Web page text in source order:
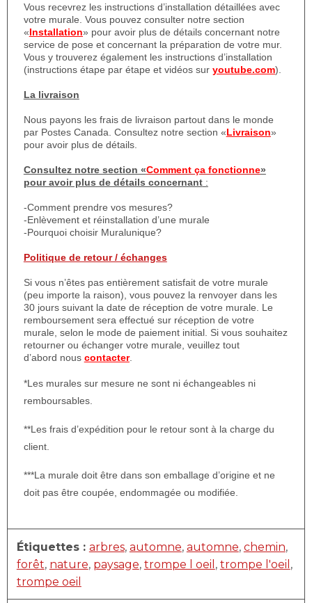
Vous recevrez les instructions d’installation détaillées avec
votre murale. Vous pouvez consulter notre section
«Installation» pour avoir plus de détails concernant notre
service de pose et concernant la préparation de votre mur.
Vous y trouverez également les instructions d’installation
(instructions étape par étape et vidéos sur youtube.com).
La livraison
Nous payons les frais de livraison partout dans le monde
par Postes Canada. Consultez notre section «Livraison»
pour avoir plus de détails.
Consultez notre section «Comment ça fonctionne»
pour avoir plus de détails concernant:
-Comment prendre vos mesures?
-Enlèvement et réinstallation d’une murale
-Pourquoi choisir Muralunique?
Politique de retour / échanges
Si vous n’êtes pas entièrement satisfait de votre murale
(peu importe la raison), vous pouvez la renvoyer dans les
30 jours suivant la date de réception de votre murale. Le
remboursement sera effectué sur réception de votre
murale, selon le mode de paiement initial. Si vous souhaitez
retourner ou échanger votre murale, veuillez tout
d’abord nous contacter.
*Les murales sur mesure ne sont ni échangeables ni
remboursables.
**Les frais d’expédition pour le retour sont à la charge du
client.
***La murale doit être dans son emballage d’origine et ne
doit pas être coupée, endommagée ou modifiée.
Étiquettes : arbres, automne, automne, chemin,
forêt, nature, paysage, trompe l oeil , trompe l'oeil ,
trompe oeil